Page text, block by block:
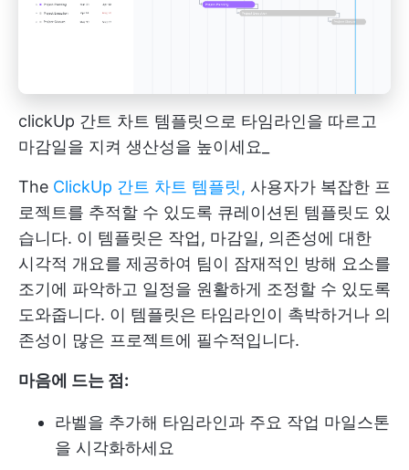
clickUp 간트 차트 템플릿으로 타임라인을 따르고
마감일을 지켜 생산성을 높이세요_
The ClickUp 간트 차트 템플릿, 사용자가 복잡한 프
로젝트를 추적할 수 있도록 큐레이션된 템플릿도 있
습니다. 이 템플릿은 작업, 마감일, 의존성에 대한
시각적 개요를 제공하여 팀이 잠재적인 방해 요소를
조기에 파악하고 일정을 원활하게 조정할 수 있도록
도와줍니다. 이 템플릿은 타임라인이 촉박하거나 의
존성이 많은 프로젝트에 필수적입니다.
마음에 드는 점:
라벨을 추가해 타임라인과 주요 작업 마일스톤
을 시각화하세요